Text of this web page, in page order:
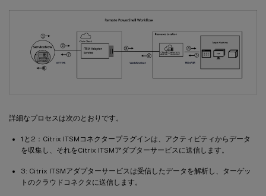
詳細なプロセスは次のとおりです。
1と2：Citrix ITSMコネクタープラグインは、アクティビティからデータ
を収集し、それをCitrix ITSMアダプターサービスに送信します。
3: Citrix ITSMアダプターサービスは受信したデータを解析し、ターゲッ
トのクラウドコネクタに送信します。